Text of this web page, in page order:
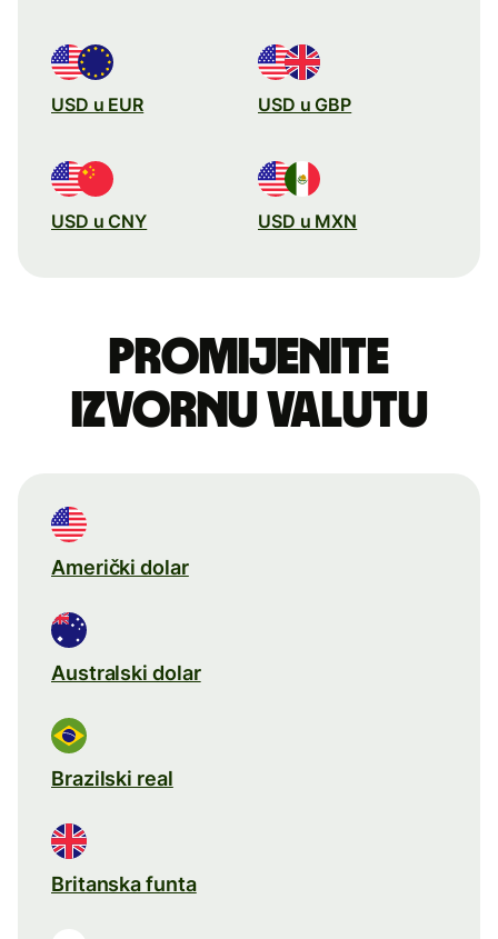
USD u EUR USD u GBP
USD u CNY USD u MXN
Promijenite
izvornu valutu
Američki dolar
Australski dolar
Brazilski real
Britanska funta